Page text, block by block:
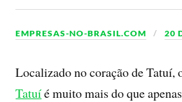
EMPRESAS-NO-BRASIL.COM 20
Localizado no coração de Tatuí,
Tatuíé muito mais do que